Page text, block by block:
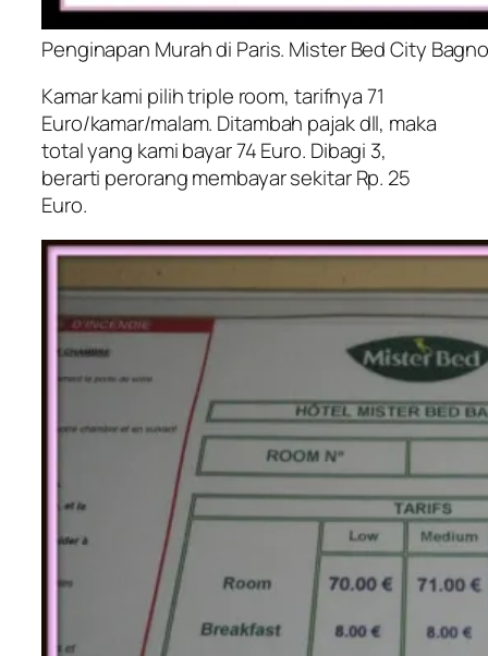
Penginapan Murah di Paris. Mister Bed City
Kamar kami pilih triple room, tarifnya 71
Euro/kamar/malam. Ditambah pajak dll, maka
total yang kami bayar 74 Euro. Dibagi 3,
berarti perorang membayar sekitar Rp. 25
Euro.